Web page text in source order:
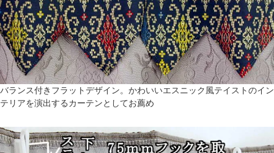
バランス付きフラットデザイン。かわいいエスニック風テイストのイン
テリアを演出するカーテンとしてお薦め